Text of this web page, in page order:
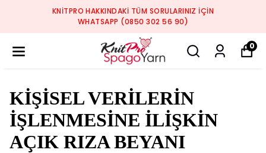
KNITPRO HAKKINDAKI TÜM SORULARINIZ IÇIN
WHATSAPP (0850 302 56 90)
0
KİŞİSEL VERİLERİN
İŞLENMESİNE İLİŞKİN
AÇIK RIZA BEYANI